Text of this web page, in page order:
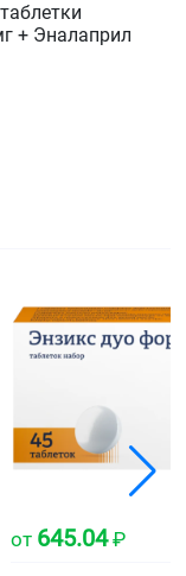
+ Эналаприл
от 645.04₽